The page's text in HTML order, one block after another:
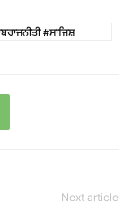
#ਸਾਜਿਸ਼
Next article